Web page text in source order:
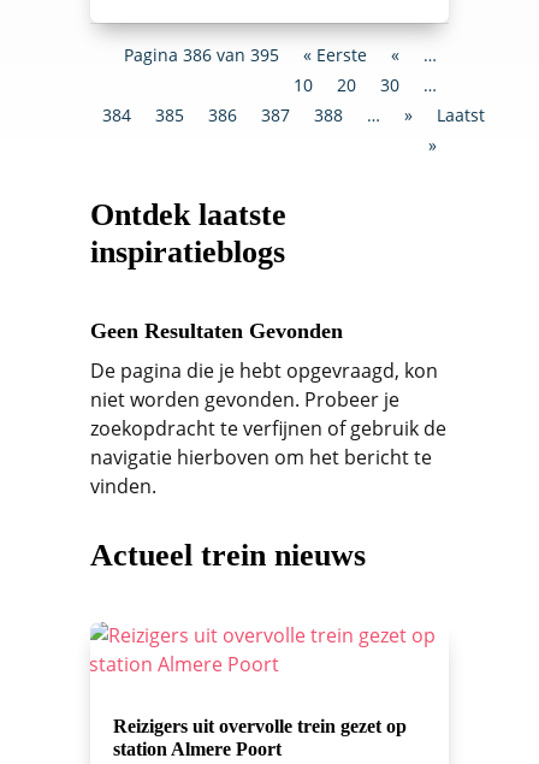
Pagina 386 van 395 « Eerste «
…
10
20 30
…
384
385 386 387 388 … »
Laatste
»
Ontdek laatste
inspiratieblogs
Geen Resultaten Gevonden
De pagina die je hebt opgevraagd, kon
niet worden gevonden. Probeer je
zoekopdracht te verfijnen of gebruik de
navigatie hierboven om het bericht te
vinden.
Actueel trein nieuws
Reizigers uit overvolle trein gezet op
station Almere Poort